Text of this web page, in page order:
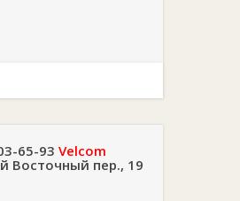
65-93 Velcom
Восточный пер., 19